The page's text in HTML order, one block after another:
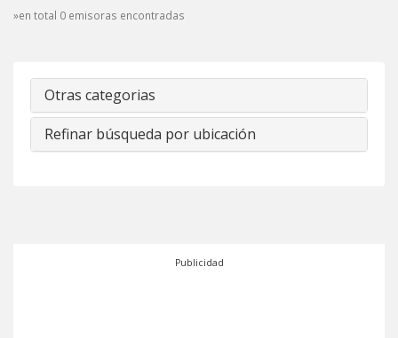
»en total 0 emisoras encontradas
Otras categorias
Refinar búsqueda por ubicación
Publicidad